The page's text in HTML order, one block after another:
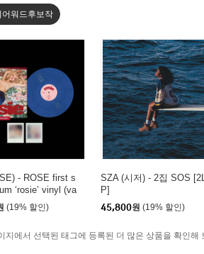
워드후보작
- ROSE first s
‘rosie’ vinyl (va
edition blue) [블
(19% 할인)
SZA (시저) - 2집 SOS
P]
45,800원 (19% 할인)
지에서 선택된 태그에 등록된 더 많은 상품을 확인해